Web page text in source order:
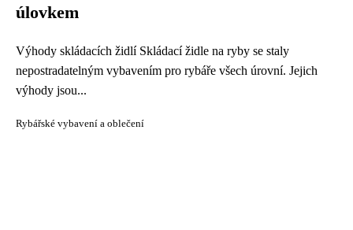
úlovkem
Výhody skládacích židlí Skládací židle na ryby se staly
nepostradatelným vybavením pro rybáře všech úrovní. Jejich
výhody jsou...
Rybářské vybavení a oblečení